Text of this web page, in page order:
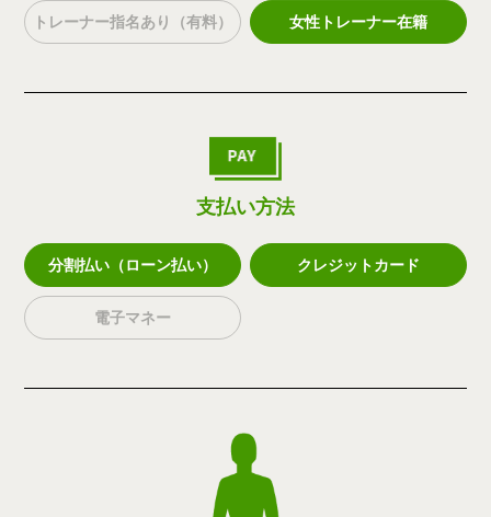
トレーナー指名あり（有料） 女性トレーナー在籍
支払い方法
分割払い（ローン払い） クレジットカード
電子マネー